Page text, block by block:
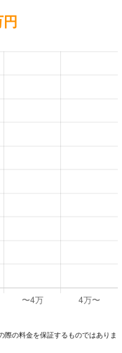
際の料⾦を保証するものではありま